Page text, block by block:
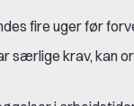
fire uger før
særlige krav, kan